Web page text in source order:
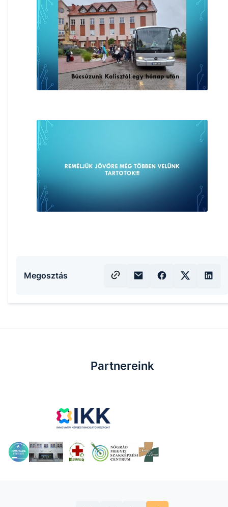
Megosztás
Partnereink